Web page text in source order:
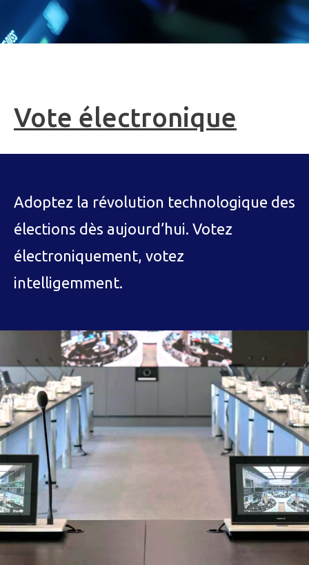
Vote électronique
Adoptez la révolution technologique des
élections dès aujourd’hui. Votez
électroniquement, votez
intelligemment.